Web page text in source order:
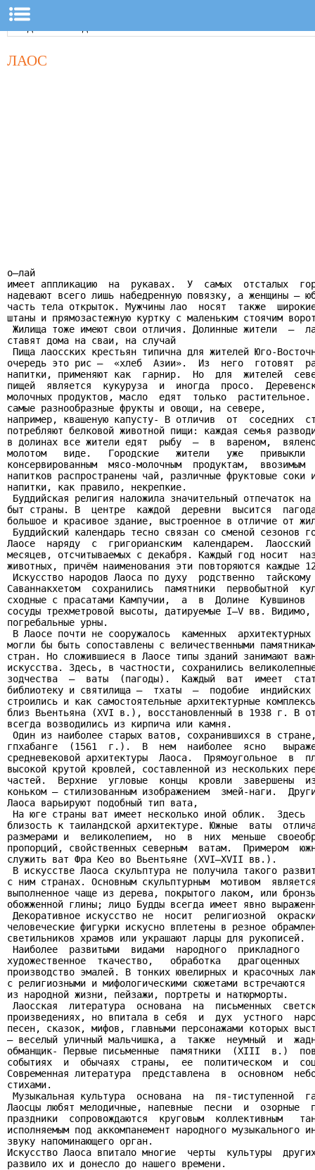
ЛАОС
о—лай
имеет аппликацию  на  рукавах.  У  самых  отсталых
надевают всего лишь набедренную повязку, а женщины —
часть тела открыток. Мужчины лао  носят  также
штаны и прямозастежную куртку с маленьким стоячим
Жилища тоже имеют свои отличия. Долинные жители  —
ставят дома на сваи, на случай
Пища лаосских крестьян типична для жителей Юго-
очередь это рис —  «хлеб  Азии».  Из  него  готовят
напитки, применяют как  гарнир.  Но  для  жителей
пищей  является  кукуруза  и  иногда  просо.
молочных продуктов, масло  едят  только
самые разнообразные фрукты и овощи, на севере,
например, квашеную капусту- В отличив  от  соседних
потребляют белковой животной пищи: каждая семья
в долинах все жители едят  рыбу  —  в  вареном,
молотом   виде.   Городские   жители   уже
консервированным  мясо-молочным  продуктам,
напитков распространены чай, различные фруктовые
напитки, как правило, некрепкие.
Буддийская религия наложила значительный отпечаток
быт страны. В  центре  каждой  деревни  высится
большое и красивое здание, выстроенное в отличие от
Буддийский календарь тесно связан со сменой сезонов
Лаосе  наряду  с  григорианским  календарем.
месяцев, отсчитываемых с декабря. Каждый год носит
животных, причём наименования эти повторяются каждые
Искусство народов Лаоса по духу  родственно
Саваннакхетом  сохранились  памятники  первобытной
сходные с прасатами Кампучии,  а  в  Долине  Кувшинов
сосуды трехметровой высоты, датируемые I—V вв.
погребальные урны.
В Лаосе почти не сооружалось  каменных
могли бы быть сопоставлены с величественными
стран. Но сложившиеся в Лаосе типы зданий занимают
искусства. Здесь, в частности, сохранились
зодчества  —  ваты  (пагоды).  Каждый  ват  имеет
библиотеку и святилища —  тхаты  —  подобие
строились и как самостоятельные архитектурные
близ Вьентьяна (XVI в.), восстановленный в 1938 г. В
всегда возводились из кирпича или камня.
Один из наиболее старых ватов, сохранившихся в
гпхабанге  (1561  г.).  В  нем  наиболее  ясно
средневековой архитектуры  Лаоса.  Прямоугольное  в
высокой крутой кровлей, составленной из нескольких
частей.  Верхние  угловые  концы  кровли  завершены
коньком — стилизованным изображением  змей-наги.
Лаоса варьируют подобный тип вата,
На юге страны ват имеет несколько иной облик.  Здесь
близость к таиландской архитектуре. Южные  ваты
размерами и  великолепием,  но  в  них  меньше
пропорций, свойственных северным  ватам.  Примером
служить ват Фра Кео во Вьентьяне (XVI—XVII вв.).
В искусстве Лаоса скульптура не получила такого
с ним странах. Основным скульптурным  мотивом
выполненное чаще из дерева, покрытого лаком, или
обожженной глины; лицо Будды всегда имеет явно
Декоративное искусство не  носит  религиозной
человеческие фигурки искусно вплетены в резное
светильников храмов или украшают ларцы для рукописей.
Наиболее  развитыми  видами  народного  прикладного
художественное  ткачество,   обработка
производство эмалей. В тонких ювелирных и красочных
с религиозными и мифологическими сюжетами встречаются
из народной жизни, пейзажи, портреты и натюрморты.
Лаосская  литература  основана  на  письменных
произведениях, но впитала в себя  и  дух  устного
песен, сказок, мифов, главными персонажами которых
— веселый уличный мальчишка, а  также  неумный  и
обманщик- Первые письменные  памятники  (XIII  в.)
событиях  и  обычаях  страны,  ее  политическом  и
Современная литература  представлена  в  основном
стихами.
Музыкальная культура  основана  на  пя-тиступенной
Лаосцы любят мелодичные, напевные  песни  и  озорные
праздники  сопровождаются  круговым  коллективным
исполняемым под аккомпанемент народного музыкального
звуку напоминающего орган.
Искусство Лаоса впитало многие  черты  культуры
развило их и донесло до нашего времени.